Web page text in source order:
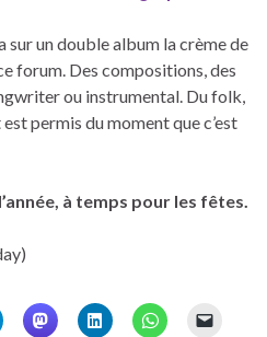
un double album la crème de
forum. Des compositions, des
ou instrumental. Du folk,
permis du moment que c’est
à temps pour les fêtes.